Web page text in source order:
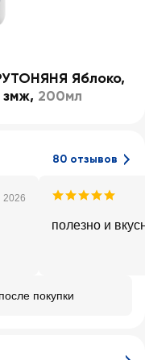
Яблоко,
змж, 200мл
80 отзывов
2026
полезно и
покупки